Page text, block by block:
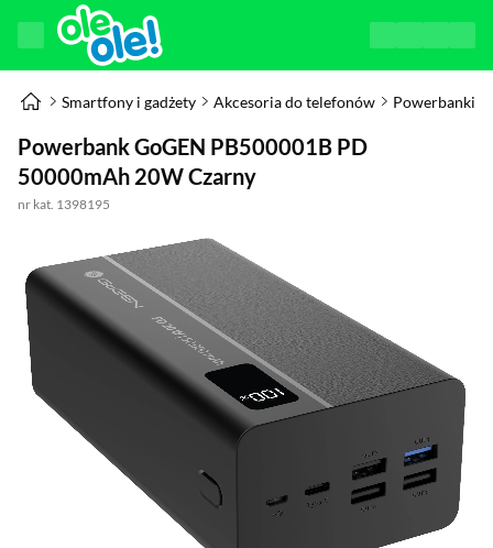
Smartfony i gadżety Akcesoria do telefonów Powerbanki
Powerbank GoGEN PB500001B PD
50000mAh 20W Czarny
nr kat. 1398195